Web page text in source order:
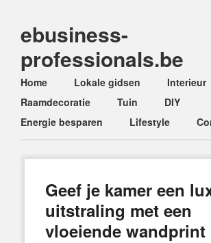
ebusiness-
professionals.be
Main menu
Skip
to
content
Home Lokale gidsen
Interieur
Raamdecoratie
Tuin
DIY
Energie besparen
Lifestyle
Geef je kamer een
uitstraling met een
vloeiende wandprint